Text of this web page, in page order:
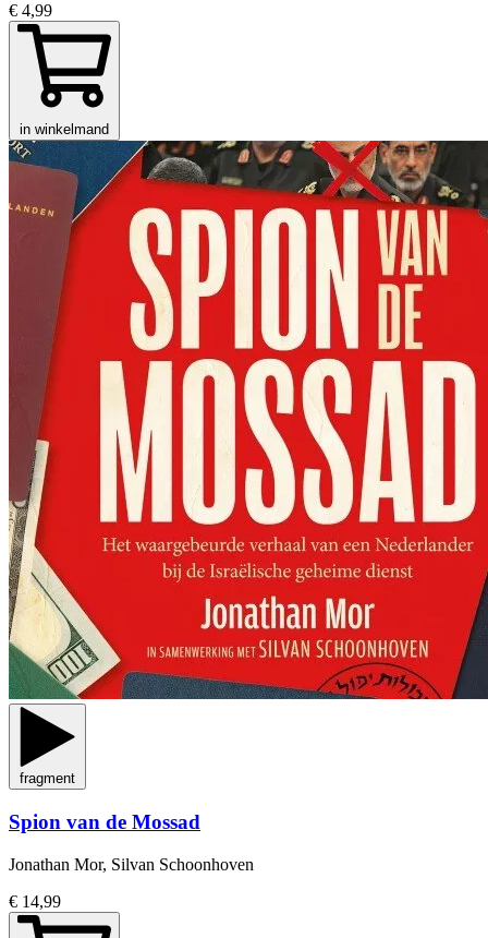
€ 4,99
in winkelmand
fragment
Spion van de Mossad
Jonathan Mor, Silvan Schoonhoven
€ 14,99